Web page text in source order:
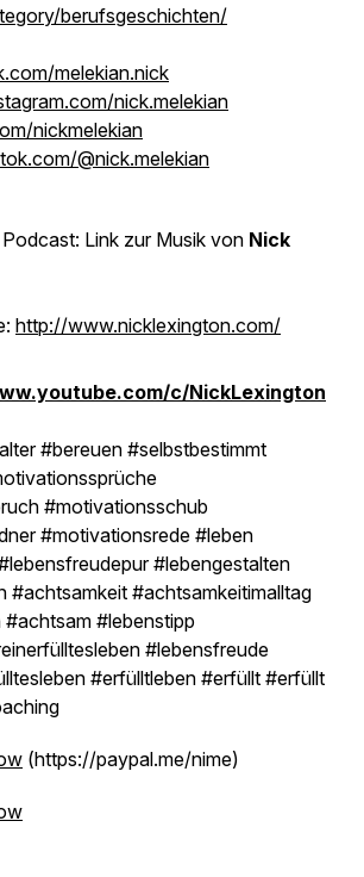
berufsgeschichten/
melekian.nick
nick.melekian
nickmelekian
@nick.melekian
Link zur Musik von Nick
http://www.nicklexington.com/
c/NickLexington
#bereuen #selbstbestimmt
#motivationsschub
#motivationsrede #leben
#lebengestalten
#achtsamkeit #achtsamkeitimalltag
#lebenstipp
#lebensfreude
#erfülltleben #erfüllt #erfüllt
(https://paypal.me/nime)